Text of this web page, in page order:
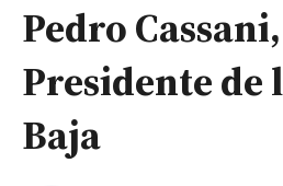
Pedro Cassani,
Presidente de
Baja